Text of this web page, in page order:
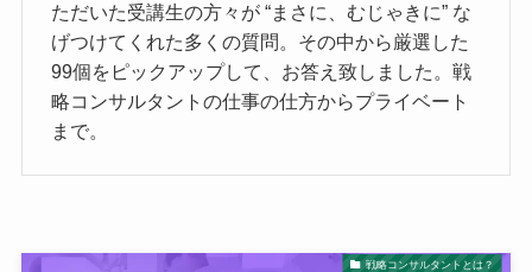
ただいた受講生の方々が “まさに、むじゃきに” な
げつけてくれた多くの質問。その中から厳選した
99個をピックアップして、お答え致しました。戦
略コンサルタントの仕事の仕方からプライベート
まで。
戦略コンサルタントとは？